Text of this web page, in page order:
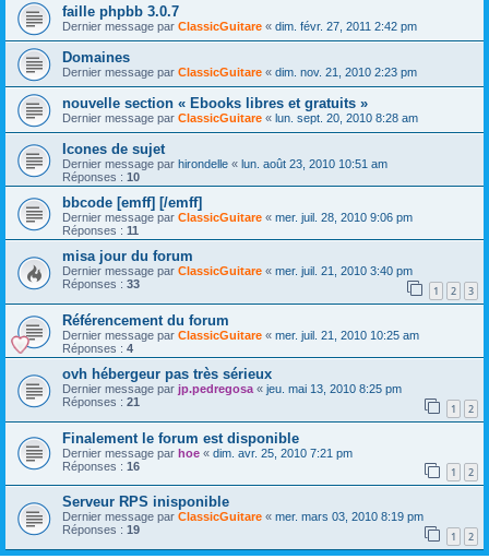
faille phpbb 3.0.7
Dernier message par ClassicGuitare « dim. févr. 27, 2011 2:42 pm
Domaines
Dernier message par ClassicGuitare « dim. nov. 21, 2010 2:23 pm
nouvelle section « Ebooks libres et gratuits »
Dernier message par ClassicGuitare « lun. sept. 20, 2010 8:28 am
Icones de sujet
Dernier message par hirondelle « lun. août 23, 2010 10:51 am
Réponses : 10
bbcode [emff] [/emff]
Dernier message par ClassicGuitare « mer. juil. 28, 2010 9:06 pm
Réponses : 11
misa jour du forum
Dernier message par ClassicGuitare « mer. juil. 21, 2010 3:40 pm
Réponses : 33 1 2 3
Référencement du forum
Dernier message par ClassicGuitare « mer. juil. 21, 2010 10:25 am
Réponses : 4
ovh hébergeur pas très sérieux
Dernier message par jp.pedregosa « jeu. mai 13, 2010 8:25 pm
Réponses : 21 1 2
Finalement le forum est disponible
Dernier message par hoe « dim. avr. 25, 2010 7:21 pm
Réponses : 16 1 2
Serveur RPS inisponible
Dernier message par ClassicGuitare « mer. mars 03, 2010 8:19 pm
Réponses : 19 1 2